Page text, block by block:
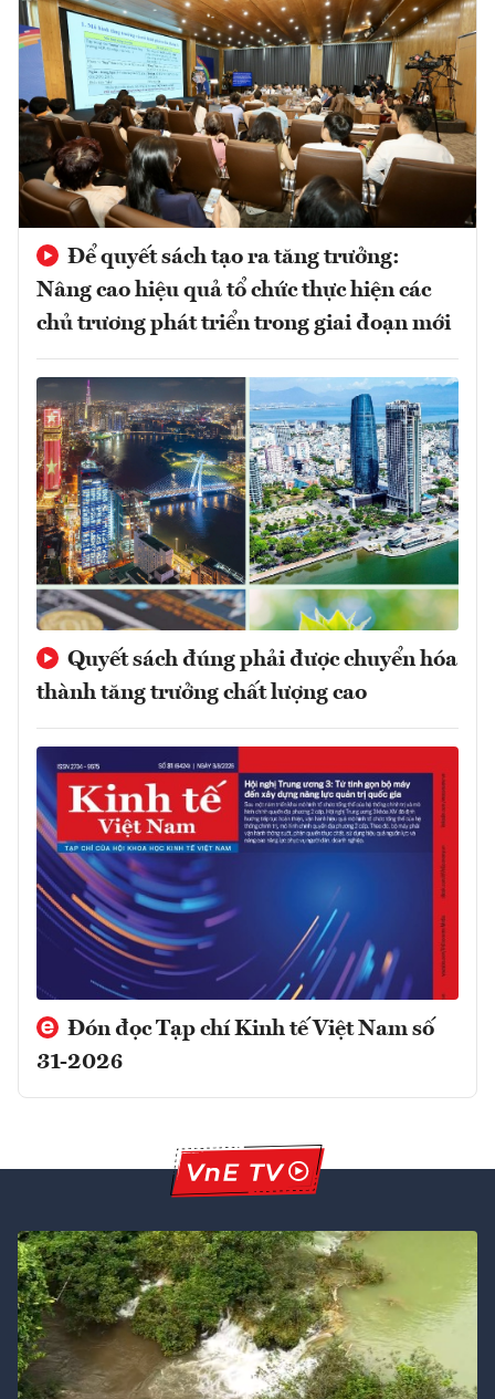
Để quyết sách tạo ra tăng trưởng:
Nâng cao hiệu quả tổ chức thực hiện các
chủ trương phát triển trong giai đoạn mới
Quyết sách đúng phải được chuyển hóa
thành tăng trưởng chất lượng cao
Đón đọc Tạp chí Kinh tế Việt Nam số
31-2026